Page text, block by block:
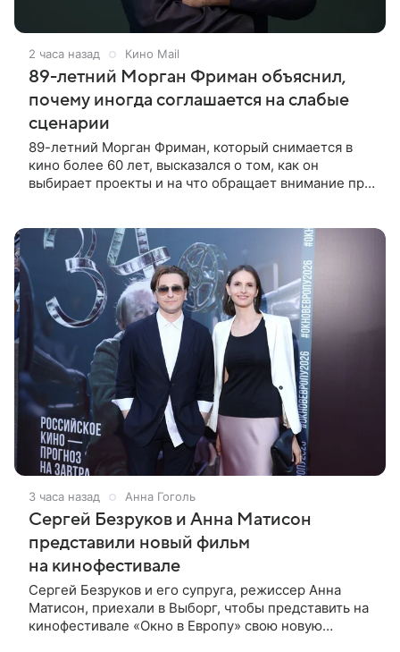
2 часа назад Кино Mail
89-летний Морган Фриман объяснил,
почему иногда соглашается на слабые
сценарии
89-летний Морган Фриман, который снимается в
кино более 60 лет, высказался о том, как он
выбирает проекты и на что обращает внимание при
3 часа назад Анна Гоголь
Сергей Безруков и Анна Матисон
представили новый фильм
на кинофестивале
Сергей Безруков и его супруга, режиссер Анна
Матисон, приехали в Выборг, чтобы представить на
кинофестивале «Окно в Европу» свою новую